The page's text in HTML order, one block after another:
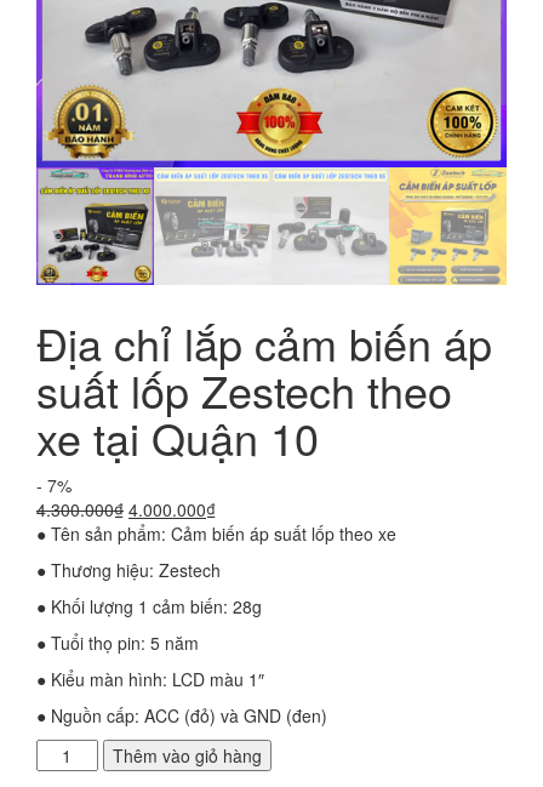
Địa chỉ lắp cảm biến áp
suất lốp Zestech theo
xe tại Quận 10
- 7%
4.300.000₫ Giá
gốc
4.300.000₫.
4.000.000₫Giá
hiện
là:
4.000.000₫.
● Tên sản phẩm: Cảm biến áp suất lốp theo xe
● Thương hiệu: Zestech
● Khối lượng 1 cảm biến: 28g
● Tuổi thọ pin: 5 năm
● Kiểu màn hình: LCD màu 1″
● Nguồn cấp: ACC (đỏ) và GND (đen)
chỉ
Thêm vào giỏ hàng